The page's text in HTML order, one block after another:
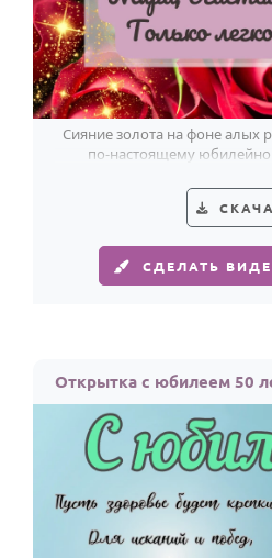
Сияние золота на фоне алых
по-настоящему
СДЕЛАТЬ
Открытка с юбилеем 50